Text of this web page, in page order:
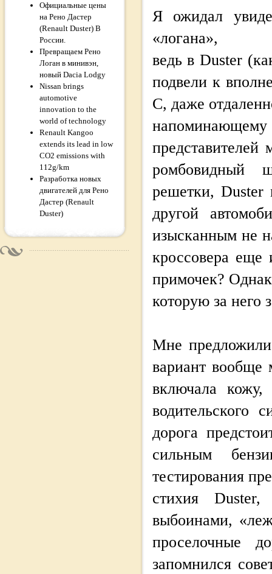
Официальные цены
на Рено Дастер
(Renault Duster) В
России.
Превращаем Рено
Логан в минивэн,
новый Dacia Lodgy
Nissan brings
automotive
innovation to the
world of technology
Renault Kangoo
extends its lead in low
CO2 emissions with
112g/km
Разработка новых
двигателей для Рено
Дастер (Renault
Duster)
Я ожидал
«логана»,
ведь в Duster
подвели к
С, даже
ромбовидный
решетки, Duster
другой
изысканным не
кроссовера еще
примочек?
которую за него
Мне
вариант вообще
включала кожу,
водительского
дорога
сильным
тестирования
стихия
выбоинами,
проселочные
запомнился